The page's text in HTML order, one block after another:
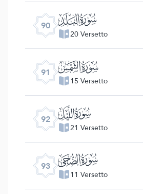
90 ﰇ
20 Versetto
91 ﰈ
15 Versetto
92 ﰉ
21 Versetto
93 ﰊ
11 Versetto